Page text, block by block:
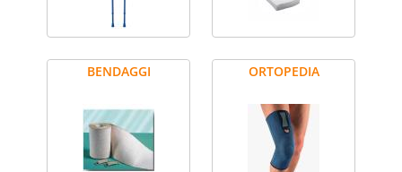
Basi legali
PUNTI VENDITABENDAGGI ORTOPEDIA